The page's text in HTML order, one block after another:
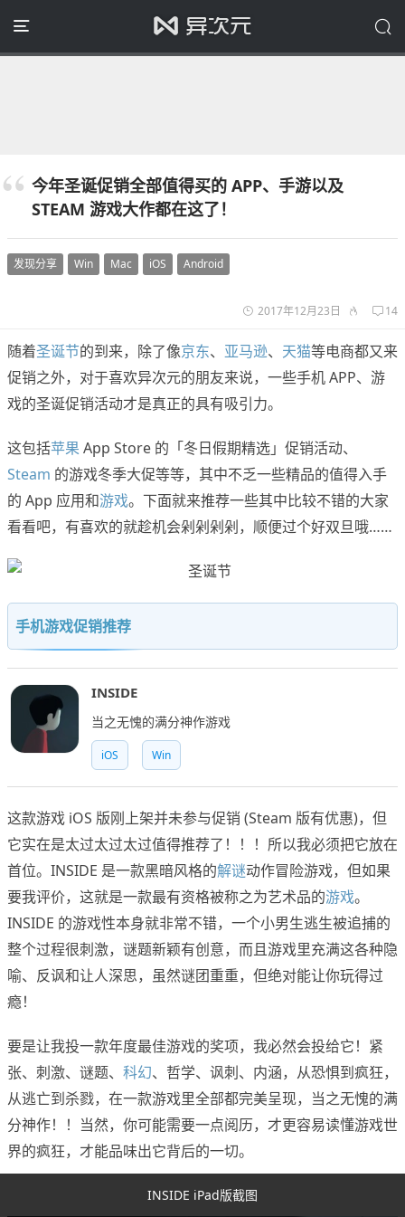
今年圣诞促销全部值得买的 APP、手游以及
STEAM 游戏大作都在这了！
发现分享 Win Mac iOS Android
2017年12月23日 14
随着圣诞节的到来，除了像京东、 亚马逊、 天猫等电商都又来
促销之外，对于喜欢异次元的朋友来说，一些手机 APP、游
戏的圣诞促销活动才是真正的具有吸引力。
这包括苹果 App Store 的「冬日假期精选」促销活动、
Steam 的游戏冬季大促等等，其中不乏一些精品的值得入手
的 App 应用和游戏。下面就来推荐一些其中比较不错的大家
看看吧，有喜欢的就趁机会剁剁剁剁，顺便过个好双旦哦……
手机游戏促销推荐
INSIDE
当之无愧的满分神作游戏
iOS Win
这款游戏 iOS 版刚上架并未参与促销 (Steam 版有优惠)，但
它实在是太过太过太过值得推荐了！！！所以我必须把它放在
首位。INSIDE 是一款黑暗风格的解谜动作冒险游戏，但如果
要我评价，这就是一款最有资格被称之为艺术品的游戏。
INSIDE 的游戏性本身就非常不错，一个小男生逃生被追捕的
整个过程很刺激，谜题新颖有创意，而且游戏里充满这各种隐
喻、反讽和让人深思，虽然谜团重重，但绝对能让你玩得过
瘾！
要是让我投一款年度最佳游戏的奖项，我必然会投给它！紧
张、刺激、谜题、 科幻、哲学、讽刺、内涵，从恐惧到疯狂，
从逃亡到杀戮，在一款游戏里全部都完美呈现，当之无愧的满
分神作！！当然，你可能需要一点阅历，才更容易读懂游戏世
界的疯狂，才能品味出它背后的一切。
INSIDE iPad版截图